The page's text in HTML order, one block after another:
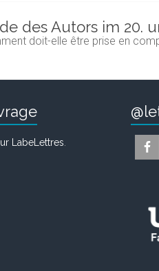
des Autors im 20.
doit-elle être prise en
LabeLettres